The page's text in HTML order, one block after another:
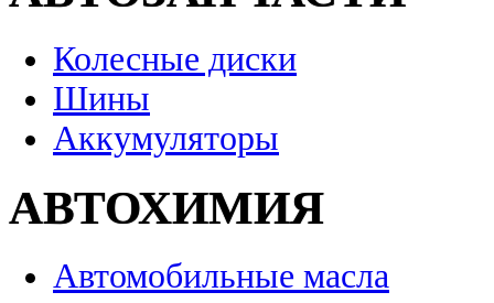
Колесные диски
Шины
Аккумуляторы
АВТОХИМИЯ
Автомобильные масла